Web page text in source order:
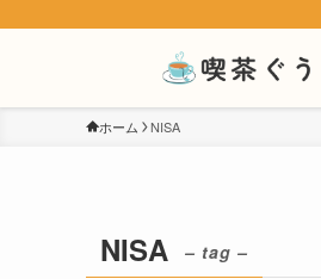
ホーム NISA
NISA – tag –